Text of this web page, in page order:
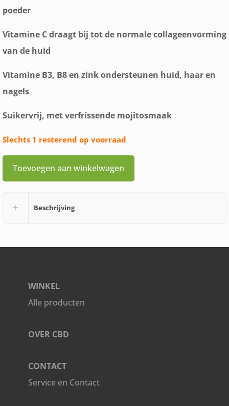
poeder
Vitamine C draagt bij tot de normale collageenvorming
van de huid
Vitamine B3, B8 en zink ondersteunen huid, haar en
nagels
Suikervrij, met verfrissende mojitosmaak
Slechts 1 resterend op voorraad
Toevoegen aan winkelwagen
Beschrijving
WINKEL
Alle producten
OVER CBD
CONTACT
Service en Contact